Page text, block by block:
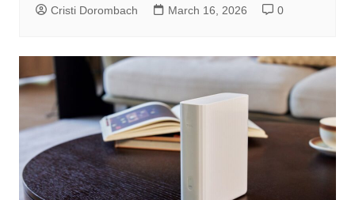
Cristi Dorombach March 16, 2026 0